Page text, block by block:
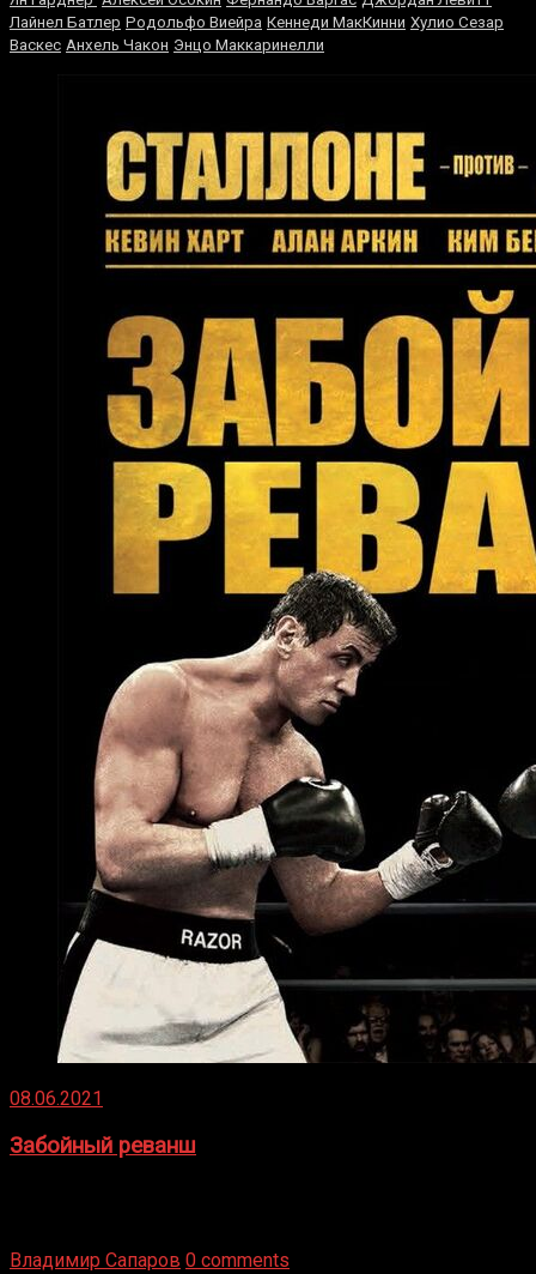
Лайнел Батлер Родольфо Виейра Кеннеди МакКинни Хулио Сезар
Васкес Анхель Чакон Энцо Маккаринелли
08.06.2021
Забойный реванш
Владимир Сапаров 0 comments